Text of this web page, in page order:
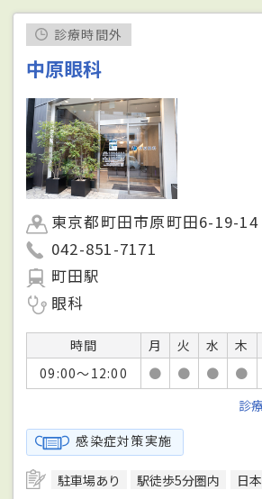
診療時間外
中原眼科
東京都町田市原町田6-19-14
042-851-7171
町田駅
眼科
時間 月 火 水 木
09:00～12:00
● ● ● ●
診
感染症対策実施
駐車場あり 駅徒歩5分圏内 日